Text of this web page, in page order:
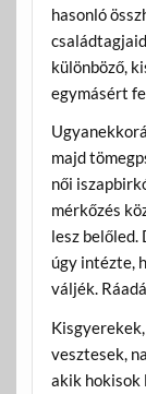
hasonló
különböző,
egymásért
majd
női
mérkőzés
lesz belőled.
úgy intézte,
váljék.
vesztesek,
akik hokisok